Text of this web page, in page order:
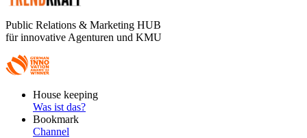
Public Relations & Marketing HUB
für innovative Agenturen und KMU
FooterHouse keeping
Was ist das?
Bookmark
Channel